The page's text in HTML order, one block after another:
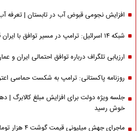
افزایش نجومی قبوض آب در تابستان | تعرفه
شبکه ۱۴ اسرائیل: ترامپ در مسیر توافق با ایران قرار دارد
ارزیابی تلگراف درباره توافق احتمالی ایران و
روزنامه پاکستانی: ترامپ به شکست حماسی
جلسه ویژه دولت برای افزایش مبلغ کالابرگ |
خوش رسید